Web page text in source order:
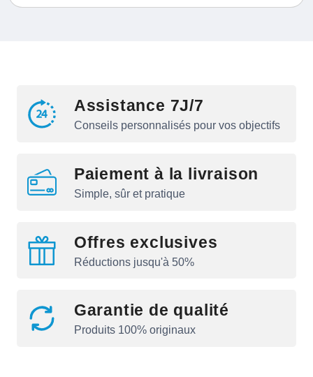
Assistance 7J/7
Conseils personnalisés pour vos objectifs
Paiement à la livraison
Simple, sûr et pratique
Offres exclusives
Réductions jusqu'à 50%
Garantie de qualité
Produits 100% originaux